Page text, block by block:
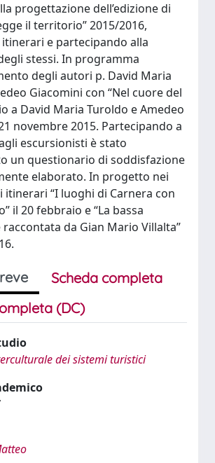
progettazione dell’edizione di
il territorio” 2015/2016,
e partecipando alla
stessi. In programma
degli autori p. David Maria
Giacomini con “Nel cuore del
a David Maria Turoldo e Amedeo
novembre 2015. Partecipando a
escursionisti è stato
un questionario di soddisfazione
elaborato. In progetto nei
“I luoghi di Carnera con
il 20 febbraio e “La bassa
da Gian Mario Villalta”
Scheda completa
(DC)
dei sistemi turistici